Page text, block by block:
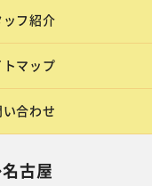
ッフ紹介
マップ
合わせ
古屋